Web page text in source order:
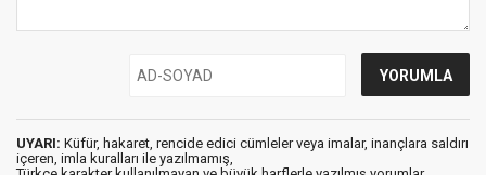
UYARI: Küfür, hakaret, rencide edici cümleler veya imalar, inançlara saldırı
içeren, imla kuralları ile yazılmamış,